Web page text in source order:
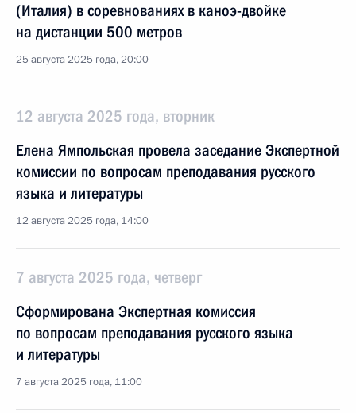
(Италия) в соревнованиях в каноэ-двойке
на дистанции 500 метров
25 августа 2025 года, 20:00
12 августа 2025 года, вторник
Елена Ямпольская провела заседание Экспертной
комиссии по вопросам преподавания русского
языка и литературы
12 августа 2025 года, 14:00
7 августа 2025 года, четверг
Сформирована Экспертная комиссия
по вопросам преподавания русского языка
и литературы
7 августа 2025 года, 11:00